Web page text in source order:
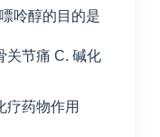
呤醇的目的是
关节痛 C. 碱化
疗药物作用